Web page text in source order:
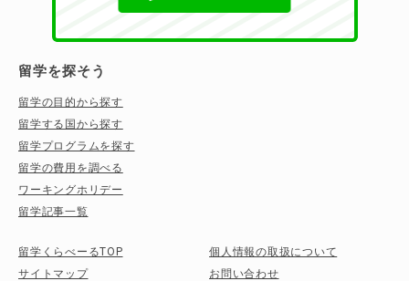
留学を探そう
留学の目的から探す
留学する国から探す
留学プログラムを探す
留学の費用を調べる
ワーキングホリデー
留学記事一覧
留学くらべーるTOP
サイトマップ
個人情報の取扱について
お問い合わせ